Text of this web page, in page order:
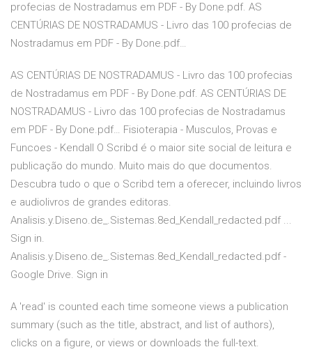
profecias de Nostradamus em PDF - By Done.pdf. AS
CENTÚRIAS DE NOSTRADAMUS - Livro das 100 profecias de
Nostradamus em PDF - By Done.pdf…
AS CENTÚRIAS DE NOSTRADAMUS - Livro das 100 profecias
de Nostradamus em PDF - By Done.pdf. AS CENTÚRIAS DE
NOSTRADAMUS - Livro das 100 profecias de Nostradamus
em PDF - By Done.pdf… Fisioterapia - Musculos, Provas e
Funcoes - Kendall O Scribd é o maior site social de leitura e
publicação do mundo. Muito mais do que documentos.
Descubra tudo o que o Scribd tem a oferecer, incluindo livros
e audiolivros de grandes editoras.
Analisis.y.Diseno.de_.Sistemas.8ed_Kendall_redacted.pdf ...
Sign in.
Analisis.y.Diseno.de_.Sistemas.8ed_Kendall_redacted.pdf -
Google Drive. Sign in
A 'read' is counted each time someone views a publication
summary (such as the title, abstract, and list of authors),
clicks on a figure, or views or downloads the full-text.